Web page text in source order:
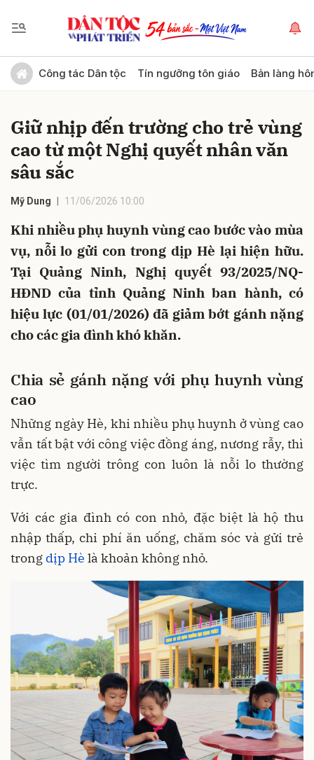
Công tác Dân tộc Tín ngưỡng tôn giáo Bản làng
Giữ nhịp đến trường cho trẻ vùng
cao từ một Nghị quyết nhân văn
sâu sắc
Mỹ Dung 11/06/2026 10:00
Khi nhiều phụ huynh vùng cao bước vào mùa
vụ, nỗi lo gửi con trong dịp Hè lại hiện hữu.
Tại Quảng Ninh, Nghị quyết 93/2025/NQ-
HĐND của tỉnh Quảng Ninh ban hành, có
hiệu lực (01/01/2026) đã giảm bớt gánh nặng
cho các gia đình khó khăn.
Chia sẻ gánh nặng với phụ huynh vùng
cao
Những ngày Hè, khi nhiều phụ huynh ở vùng cao
vẫn tất bật với công việc đồng áng, nương rẫy, thì
việc tìm người trông con luôn là nỗi lo thường
trực.
Với các gia đình có con nhỏ, đặc biệt là hộ thu
nhập thấp, chi phí ăn uống, chăm sóc và gửi trẻ
trong dịp Hè là khoản không nhỏ.
Gửi bình luận